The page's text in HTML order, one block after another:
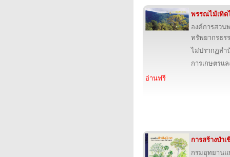
พรรณไม้เทิด
องค์การสวน
ทรัพยากรธร
ไม่ปรากฏส
การเกษตรแ
อ่านฟรี
การสร้างป่าเ
กรมอุทยาน